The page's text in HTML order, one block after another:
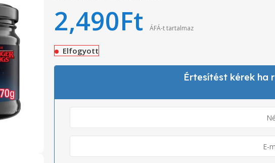
2,490Ft ÁFÁ-t tartalmaz
Elfogyott
Értesítést kérek ha